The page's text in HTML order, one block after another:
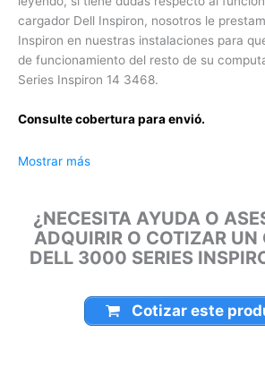
funcionamiento del cargador Dell
prestamos un cargador Inspiron en
para que realice las pruebas de
su computador Dell 3000 Series Inspiron
Manizales, Florencia, Yopal, Popayán,
Riohacha, Santa Marta, Villavicencio,
Armenia, Pereira, San Andrés,
Ibagué, Cali, Mitú, Puerto Carreño.
¿NECESITA AYUDA O
ADQUIRIR O COTIZAR UN
DELL 3000 SERIES
Cotizar este